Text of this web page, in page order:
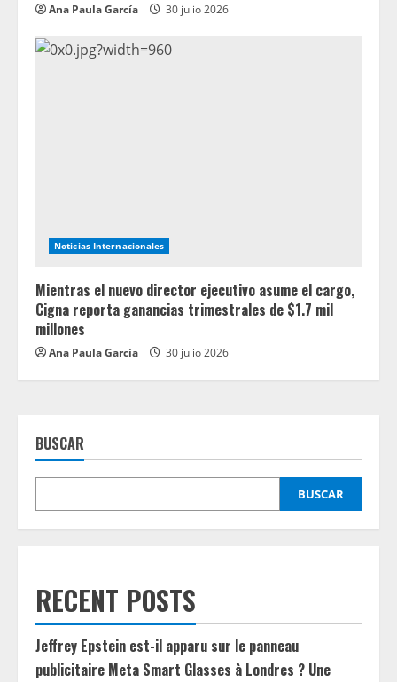
Ana Paula García 30 julio 2026
Noticias Internacionales
Mientras el nuevo director ejecutivo asume el cargo,
Cigna reporta ganancias trimestrales de $1.7 mil
millones
Ana Paula García 30 julio 2026
BUSCAR
BUSCAR
RECENT POSTS
Jeffrey Epstein est-il apparu sur le panneau
publicitaire Meta Smart Glasses à Londres ? Une